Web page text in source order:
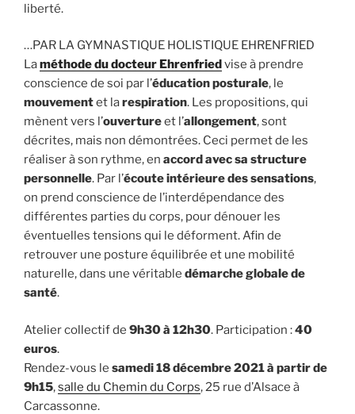
liberté.
…PAR LA GYMNASTIQUE HOLISTIQUE EHRENFRIED
Laméthode du docteur Ehrenfriedvise à prendre
conscience de soi par l’éducation posturale, le
mouvementet larespiration. Les propositions, qui
mènent vers l’ouvertureet l’allongement, sont
décrites, mais non démontrées. Ceci permet de les
réaliser à son rythme, en accord avec sa structure
personnelle. Par l’écoute intérieure des sensations,
on prend conscience de l’interdépendance des
différentes parties du corps, pour dénouer les
éventuelles tensions qui le déforment. Afin de
retrouver une posture équilibrée et une mobilité
naturelle, dans une véritable démarche globale de
santé.
Atelier collectif de 9h30 à 12h30. Participation :40
euros.
Rendez-vous le samedi 18 décembre 2021 à partir de
9h15,salle du Chemin du Corps, 25 rue d’Alsace à
Carcassonne.